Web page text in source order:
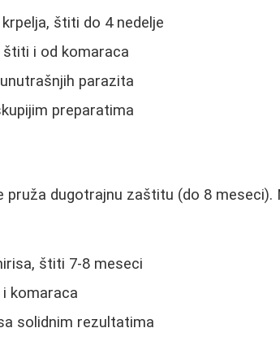
štiti do 4 nedelje
štiti i od komaraca
parazita
preparatima
pruža dugotrajnu zaštitu (do 8 meseci).
štiti 7-8 meseci
komaraca
solidnim rezultatima